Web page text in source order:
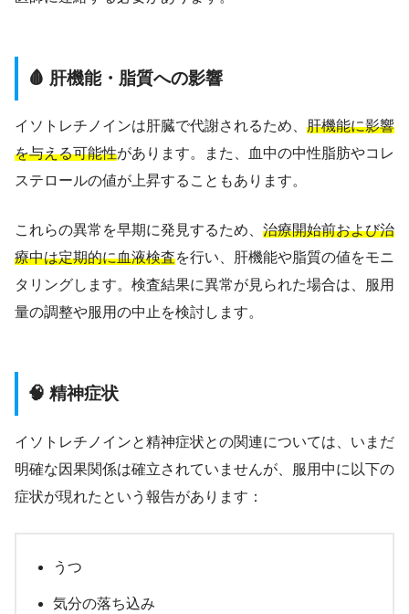
🩸 肝機能・脂質への影響
イソトレチノインは肝臓で代謝されるため、 肝機能に影響
を与える可能性があります。また、血中の中性脂肪やコレ
ステロールの値が上昇することもあります。
これらの異常を早期に発見するため、 治療開始前および治
療中は定期的に血液検査を行い、肝機能や脂質の値をモニ
タリングします。検査結果に異常が見られた場合は、服用
量の調整や服用の中止を検討します。
🧠 精神症状
イソトレチノインと精神症状との関連については、いまだ
明確な因果関係は確立されていませんが、服用中に以下の
症状が現れたという報告があります：
うつ
気分の落ち込み